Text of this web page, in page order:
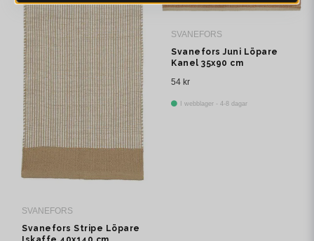
SVANEFORS
Svanefors Stripe Löpare
SVANEFORS
Svanefors Juni Löpare
Kanel 35x90 cm
54 kr
I webblager - 4-8 dagar